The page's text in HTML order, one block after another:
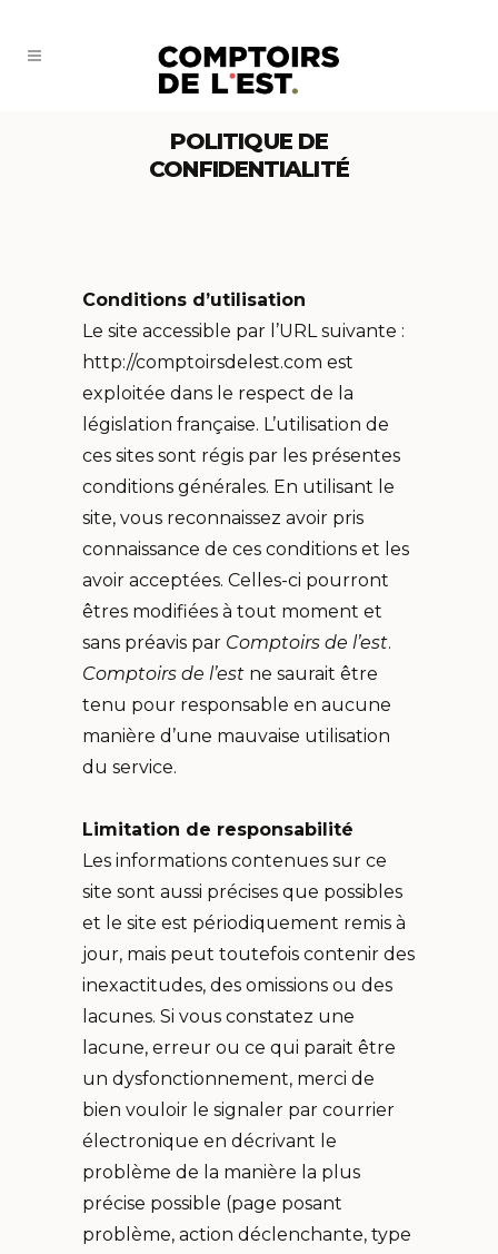
POLITIQUE DE
CONFIDENTIALITÉ
Conditions d’utilisation
Le site accessible par l’URL suivante :
http://comptoirsdelest.com est
exploitée dans le respect de la
législation française. L’utilisation de
ces sites sont régis par les présentes
conditions générales. En utilisant le
site, vous reconnaissez avoir pris
connaissance de ces conditions et les
avoir acceptées. Celles-ci pourront
êtres modifiées à tout moment et
sans préavis par Comptoirs de l’est.
Comptoirs de l’est ne saurait être
tenu pour responsable en aucune
manière d’une mauvaise utilisation
du service.
Limitation de responsabilité
Les informations contenues sur ce
site sont aussi précises que possibles
et le site est périodiquement remis à
jour, mais peut toutefois contenir des
inexactitudes, des omissions ou des
lacunes. Si vous constatez une
lacune, erreur ou ce qui parait être
un dysfonctionnement, merci de
bien vouloir le signaler par courrier
électronique en décrivant le
problème de la manière la plus
précise possible (page posant
problème, action déclenchante, type